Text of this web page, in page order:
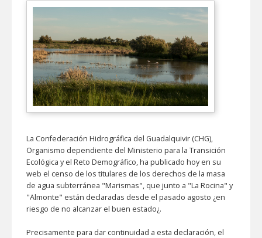
La Confederación Hidrográfica del Guadalquivir (CHG),
Organismo dependiente del Ministerio para la Transición
Ecológica y el Reto Demográfico, ha publicado hoy en su
web el censo de los titulares de los derechos de la masa
de agua subterránea "Marismas", que junto a "La Rocina" y
"Almonte" están declaradas desde el pasado agosto ¿en
riesgo de no alcanzar el buen estado¿.
Precisamente para dar continuidad a esta declaración, el